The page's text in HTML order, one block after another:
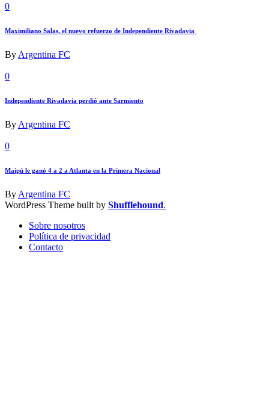
0
Maximiliano Salas, el nuevo refuerzo de Independiente Rivadavia
By Argentina FC
0
Independiente Rivadavia perdió ante Sarmiento
By Argentina FC
0
Maipú le ganó 4 a 2 a Atlanta en la Primera Nacional
By Argentina FC
WordPress Theme built by Shufflehound.
Sobre nosotros
Política de privacidad
Contacto